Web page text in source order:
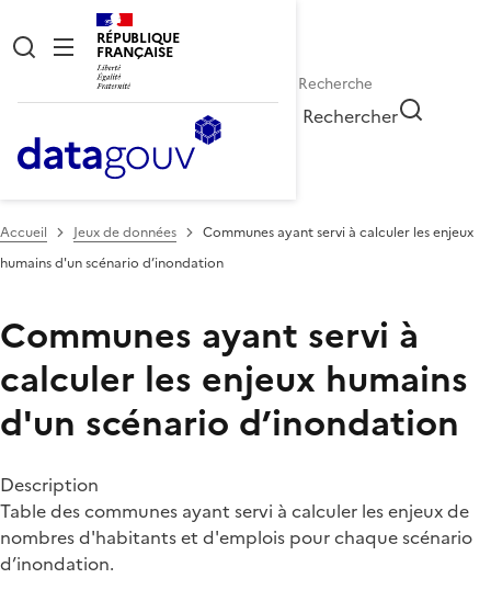
RÉPUBLIQUE
FRANÇAISE
Rechercher
Accueil Jeux de données
Communes ayant servi à calculer les enjeux
humains d'un scénario d’inondation
Communes ayant servi à
calculer les enjeux humains
d'un scénario d’inondation
Description
Table des communes ayant servi à calculer les enjeux de
nombres d'habitants et d'emplois pour chaque scénario
d’inondation.